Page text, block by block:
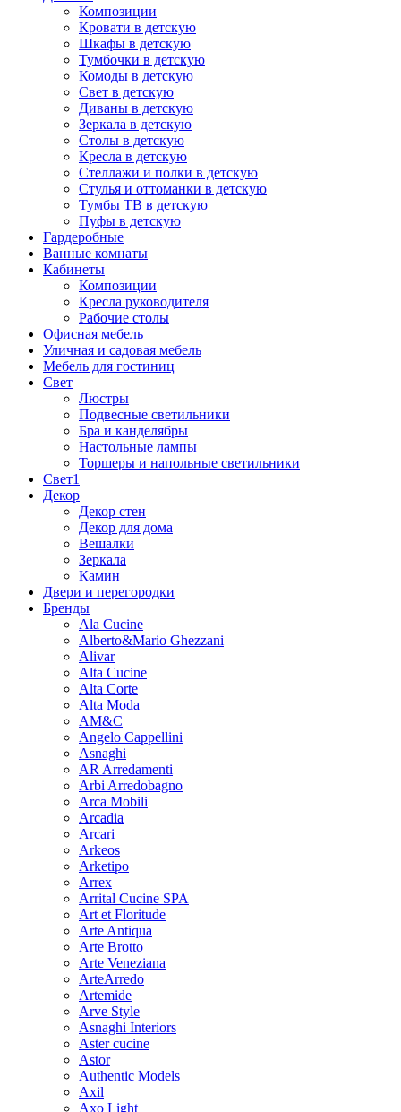
Композиции
Кровати в детскую
Шкафы в детскую
Тумбочки в детскую
Комоды в детскую
Свет в детскую
Диваны в детскую
Зеркала в детскую
Столы в детскую
Кресла в детскую
Стеллажи и полки в детскую
Стулья и оттоманки в детскую
Тумбы ТВ в детскую
Пуфы в детскую
Гардеробные
Ванные комнаты
Кабинеты
Композиции
Кресла руководителя
Рабочие столы
Офисная мебель
Уличная и садовая мебель
Мебель для гостиниц
Свет
Люстры
Подвесные светильники
Бра и канделябры
Настольные лампы
Торшеры и напольные светильники
Свет1
Декор
Декор стен
Декор для дома
Вешалки
Зеркала
Камин
Двери и перегородки
Бренды
Ala Cucine
Alberto&Mario Ghezzani
Alivar
Alta Cucine
Alta Corte
Alta Moda
AM&C
Angelo Cappellini
Asnaghi
AR Arredamenti
Arbi Arredobagno
Arca Mobili
Arcadia
Arcari
Arkeos
Arketipo
Arrex
Arrital Cucine SPA
Art et Floritude
Arte Antiqua
Arte Brotto
Arte Veneziana
ArteArredo
Artemide
Arve Style
Asnaghi Interiors
Aster cucine
Astor
Authentic Models
Axil
Axo Light